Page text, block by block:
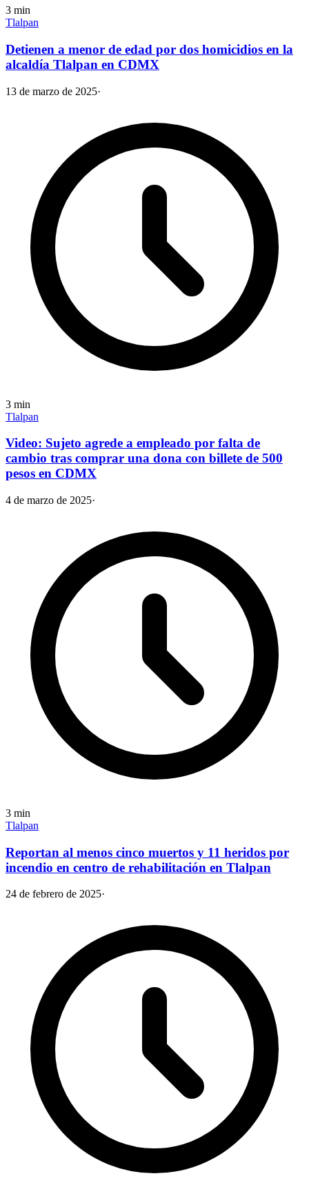
3 min
Tlalpan
Detienen a menor de edad por dos homicidios en la
alcaldía Tlalpan en CDMX
13 de marzo de 2025·
3 min
Tlalpan
Video: Sujeto agrede a empleado por falta de
cambio tras comprar una dona con billete de 500
pesos en CDMX
4 de marzo de 2025·
3 min
Tlalpan
Reportan al menos cinco muertos y 11 heridos por
incendio en centro de rehabilitación en Tlalpan
24 de febrero de 2025·